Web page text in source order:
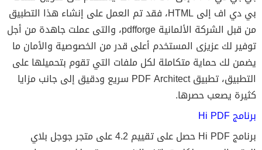
بي دي اف إلى HTML، فقد تم العمل على إنشاء هذا التطبيق
من قبل الشركة الألمانية pdfforge، والتى عملت جاهدة من أجل
توفير لك عزيزى المستخدم أعلى قدر من الخصوصية والأمان ما
يضمن لك حماية متكاملة لكل ملفات التي تقوم بتحميلها على
التطبيق، تطبيق PDF Architect سريع ودقيق إلى جانب مزايا
كثيرة يصعب حصرها.
برنامج Hi PDF
برنامج Hi PDF حصل على تقييم 4.2 على متجر جوجل بلاي